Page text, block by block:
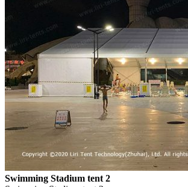
Swimming Stadium tent 2